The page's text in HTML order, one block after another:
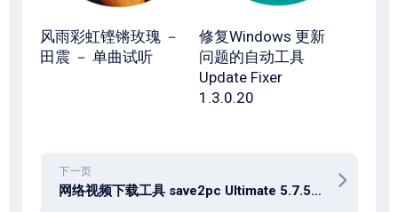
风雨彩虹铿锵玫瑰 －
田震 － 单曲试听
修复Windows 更新
问题的自动工具
Update Fixer
1.3.0.20
下一页
网络视频下载工具 save2pc Ultimate 5.7.5.1649